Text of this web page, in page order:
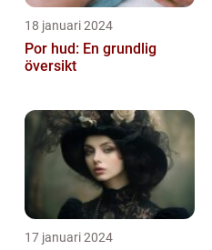
18 januari 2024
Por hud: En grundlig
översikt
17 januari 2024